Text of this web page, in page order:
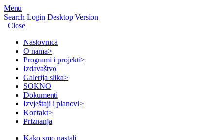
Menu
Search Login Desktop Version
Close
Naslovnica
O nama>
Programi i projekti>
Izdavaštvo
Galerija slika>
SOKNO
Dokumenti
Izvještaji i planovi>
Kontakt>
Priznanja
Kako smo nastali